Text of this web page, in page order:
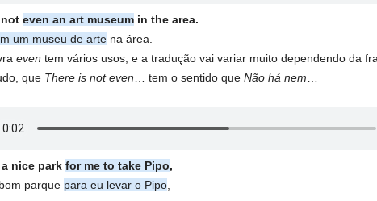
even an art museumin the area.
um museu de artena área.
even tem vários usos, e a tradução vai variar muito dependendo da
que There is not even … tem o sentido que Não há nem
nice park for me to take Pipo,
parque para eu levar o Pipo,